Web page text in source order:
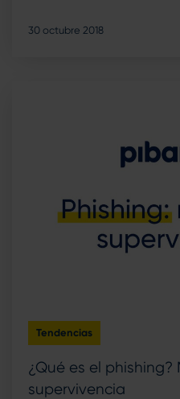
30 octubre 2018
Tendencias
¿Qué es el phishing?
supervivencia